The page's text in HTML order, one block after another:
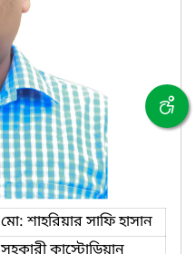
মো: শাহরিয়ার সাফি হাসান